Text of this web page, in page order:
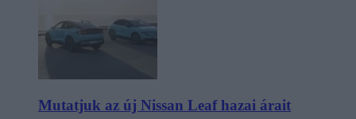
Mutatjuk az új Nissan Leaf hazai árait